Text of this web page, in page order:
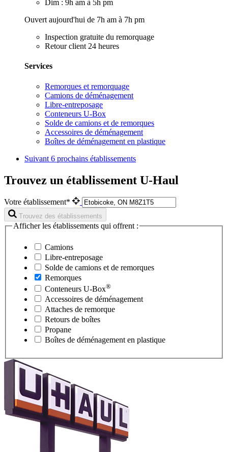
Dim : 9h am à 5h pm
Ouvert aujourd'hui de 7h am à 7h pm
Inspection gratuite du remorquage
Retour client 24 heures
Services
Remorques et remorquage
Camions de déménagement
Libre-entreposage
Conteneurs U-Box
Solde de camions et de remorques
Accessoires de déménagement
Boîtes de déménagement en plastique
Suivant 6 prochains établissements
Trouvez un établissement U-Haul
Votre établissement*
Trouvez des établissements
Afficher les établissements qui offrent :
Camions
Libre-entreposage
Solde de camions et de remorques
Remorques
Conteneurs U-Box®
Accessoires de déménagement
Attaches de remorque
Retours de boîtes
Propane
Boîtes de déménagement en plastique